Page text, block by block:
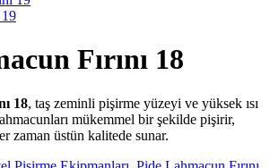
19
Fırını 18
18, taş zeminli pişirme yüzeyi ve yüksek ısı
mükemmel bir şekilde pişirir,
zaman üstün kalitede sunar.